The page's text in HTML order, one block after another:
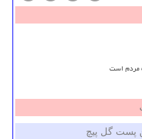
مردم است
پست گل پیچ